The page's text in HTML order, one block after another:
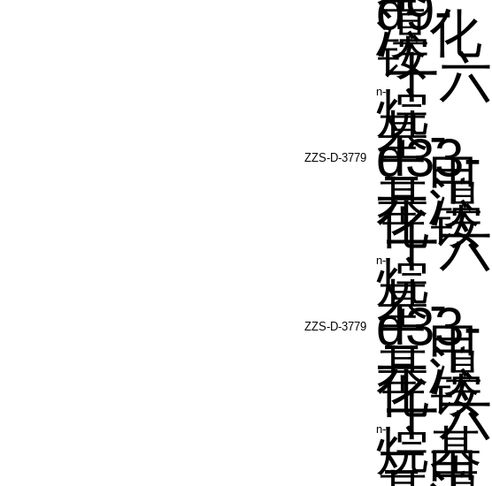
溴化
铵
ZZS-D-3779
n-十六
烷
基-
d33-
三甲
基溴
化铵
ZZS-D-3779
n-十六
烷
基-
d33-
三甲
基溴
化铵
n-十六
烷基
三甲